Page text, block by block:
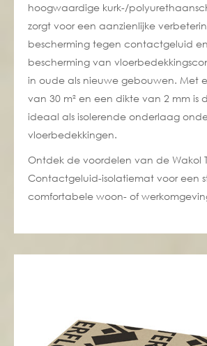
hoogwaardige kurk-/
zorgt voor een aanzienlijke
bescherming tegen contactgeluid
bescherming van
in oude als nieuwe gebouwen. Met
van 30 m² en een dikte van 2 mm is
ideaal als isolerende onderlaag
vloerbedekkingen.
Ontdek de voordelen van de Wakol
Contactgeluid-isolatiemat voor een
comfortabele woon- of